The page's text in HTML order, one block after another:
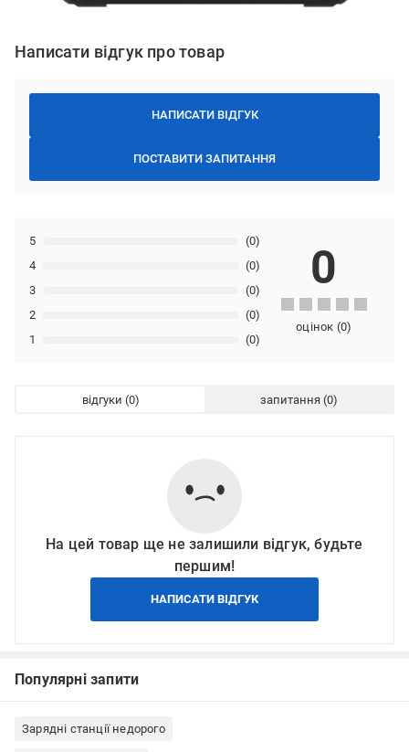
Написати відгук про товар
НАПИСАТИ ВІДГУК
ПОСТАВИТИ ЗАПИТАННЯ
1 (0)
2 (0)
3 (0)
4 (0)
5 (0)
0
оцінок (0)
відгуки запитання
На цей товар ще не залишили відгук, будьте
першим!
НАПИСАТИ ВІДГУК
Популярні запити
Зарядні станції недорого